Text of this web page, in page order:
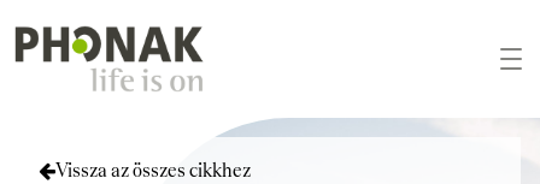
Vissza az összes cikkhez